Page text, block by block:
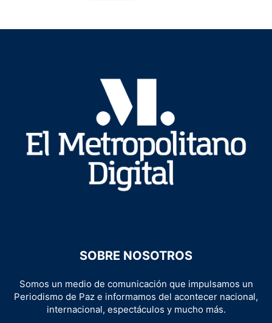
SOBRE NOSOTROS
Somos un medio de comunicación que impulsamos un
Periodismo de Paz e informamos del acontecer nacional,
internacional, espectáculos y mucho más.